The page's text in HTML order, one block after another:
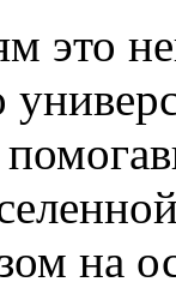
это
на